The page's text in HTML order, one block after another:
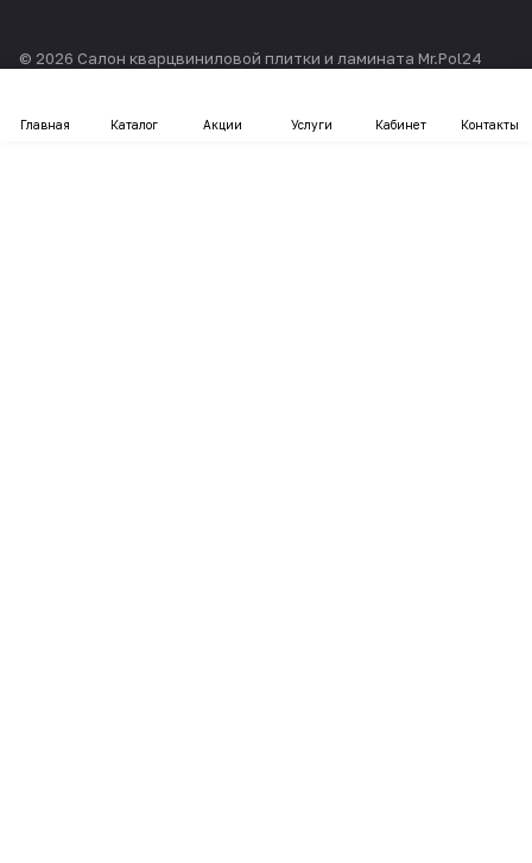
Главная Каталог Акции Услуги Кабинет Контакты
© 2026 Салон кварцвиниловой плитки и ламината Mr.Pol24